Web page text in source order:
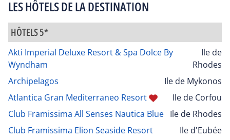
LES HÔTELS DE LA DESTINATION
HÔTELS 5*
Akti Imperial Deluxe Resort & Spa Dolce By
Wyndham
Ile de
Rhodes
Archipelagos
Ile de Mykonos
Atlantica Gran Mediterraneo Resort
Ile de Corfou
Club Framissima All Senses Nautica Blue Ile de Rhodes
Club Framissima Elion Seaside Resort
Ile d'Eubée